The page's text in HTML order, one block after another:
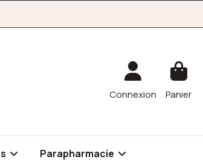
Connexion Panier
Parapharmacie